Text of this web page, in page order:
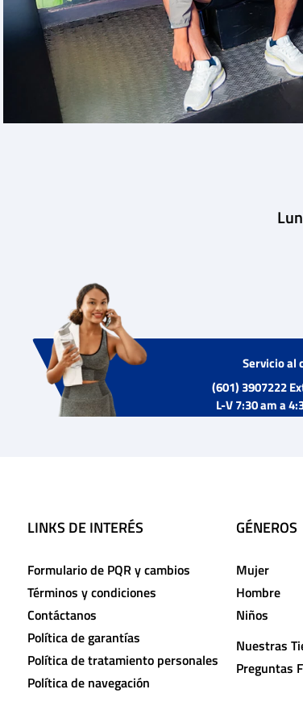
Servicio al
(601) 3907222
L-V 7:30 am a
LINKS DE INTERÉS
Formulario de PQR y cambios
Términos y condiciones
Contáctanos
Política de garantías
Política de tratamiento personales
Política de navegación
GÉNEROS
Mujer
Hombre
Niños
Nuestras
Preguntas